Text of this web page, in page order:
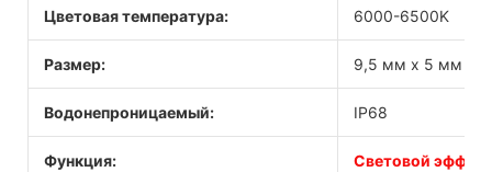
Цветовая температура: 6000-6500K
Размер: 9,5 мм x 5 мм x
Водонепроницаемый: IP68
Функция: Световой эффект